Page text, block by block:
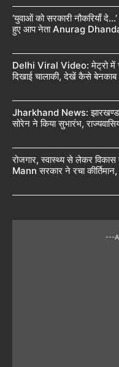
‘युवाओं को सरकारी नौकरियाँ
हुए आप नेता Anurag
Delhi Viral Video: मेट्रो में
दिखाई चालाकी, देखें कैसे बेनकाब
Jharkhand News: झारखण्ड
सोरेन ने किया सुभारंभ,
रोजगार, स्वास्थ्य से लेकर
Mann सरकार ने रचा
---